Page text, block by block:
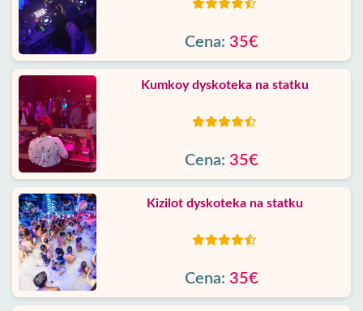
Cena: 35€
Kumkoy dyskoteka na statku
Cena: 35€
Kizilot dyskoteka na statku
Cena: 35€